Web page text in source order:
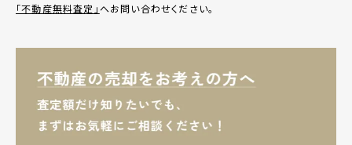
「不動産無料査定」へお問い合わせください。